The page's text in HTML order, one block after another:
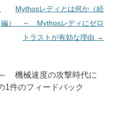
Mythosレディとは何か（続
編） ～ Mythosレディにゼロ
トラストが有効な理由 →
機械速度の攻撃時代に
1件のフィードバック